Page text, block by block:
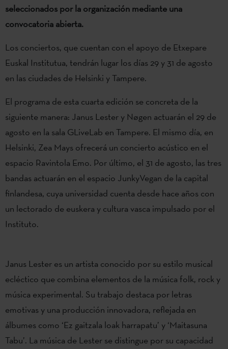
seleccionados por la organización mediante una
convocatoria abierta.
Los conciertos, que cuentan con el apoyo de Etxepare
Euskal Institutua, tendrán lugar los días 29 y 31 de agosto
en las ciudades de Helsinki y Tampere.
El programa de esta cuarta edición se concreta de la
siguiente manera: Janus Lester y Nøgen actuarán el 29 de
agosto en la sala GLiveLab en Tampere. El mismo día, en
Helsinki, Zea Mays ofrecerá un concierto acústico en el
espacio Ravintola Emo. Por último, el 31 de agosto, las tres
bandas actuarán en el espacio JunkyVegan de la capital
finlandesa, cuya universidad cuenta desde hace años con
un lectorado de euskera y cultura vasca impulsado por el
Instituto.
Janus Lester es un artista conocido por su estilo musical
ecléctico que combina elementos de la música folk, rock y
música experimental. Su trabajo destaca por letras
emotivas y una producción innovadora, reflejada en
álbumes como ‘Ez gaitzala loak harrapatu’ y ‘Maitasuna
Tabu’. La música de Lester se distingue por su capacidad